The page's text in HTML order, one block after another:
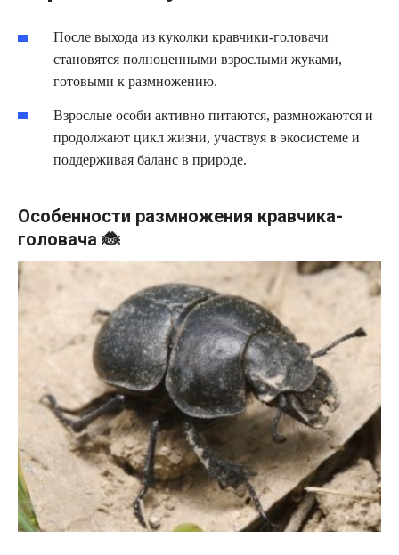
После выхода из куколки кравчики-головачи
становятся полноценными взрослыми жуками,
готовыми к размножению.
Взрослые особи активно питаются, размножаются и
продолжают цикл жизни, участвуя в экосистеме и
поддерживая баланс в природе.
Особенности размножения кравчика-
головача 🐞